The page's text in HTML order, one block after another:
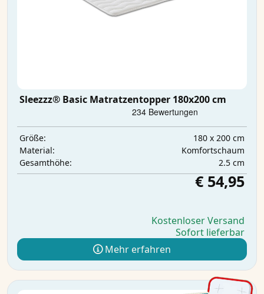
Sleezzz® Basic Matratzentopper 180x200 cm
Größe:
180 x 200 cm
Material:
Komfortschaum
Gesamthöhe:
2.5 cm
€ 54,95
Kostenloser Versand
Sofort lieferbar
Mehr erfahren